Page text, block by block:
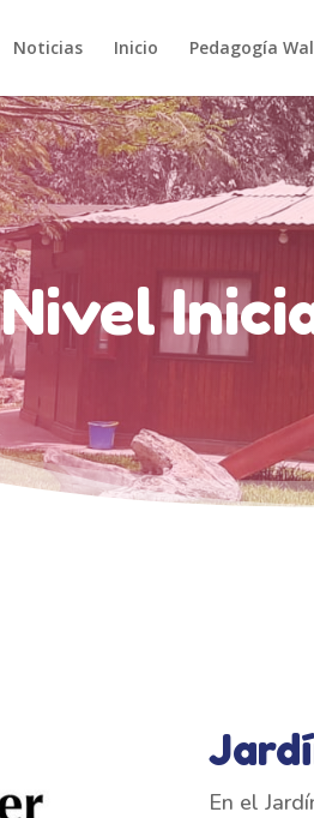
Noticias Inicio Pedagogía
Nivel
En el